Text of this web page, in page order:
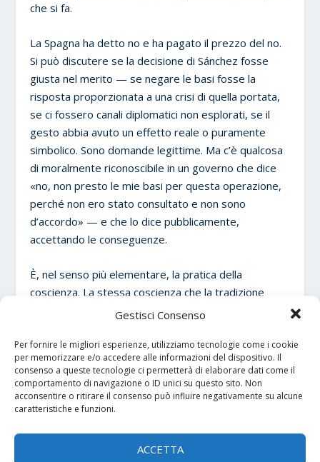
Gestisci Consenso
Per fornire le migliori esperienze, utilizziamo tecnologie come i cookie
per memorizzare e/o accedere alle informazioni del dispositivo. Il
consenso a queste tecnologie ci permetterà di elaborare dati come il
comportamento di navigazione o ID unici su questo sito. Non
acconsentire o ritirare il consenso può influire negativamente su alcune
caratteristiche e funzioni.
ACCETTA
che si fa.
La Spagna ha detto no e ha pagato il prezzo del no.
Si può discutere se la decisione di Sánchez fosse
giusta nel merito — se negare le basi fosse la
risposta proporzionata a una crisi di quella portata,
se ci fossero canali diplomatici non esplorati, se il
gesto abbia avuto un effetto reale o puramente
simbolico. Sono domande legittime. Ma c’è qualcosa
di moralmente riconoscibile in un governo che dice
«no, non presto le mie basi per questa operazione,
perché non ero stato consultato e non sono
d’accordo» — e che lo dice pubblicamente,
accettando le conseguenze.
È, nel senso più elementare, la pratica della
coscienza. La stessa coscienza che la tradizione
cristiana ha sempre difeso come irriducibile e
potente di turno la chiama «terribile».
La storia non ci dirà se Sánchez aveva torto o
ragione sulla questione militare. Ma ci dirà che in un
momento in cui l’Europa si trovava costretta a
scegliere tra obbedienza e dignità, qualcuno ha
scelto la seconda. E che per questo ha ricevuto, in